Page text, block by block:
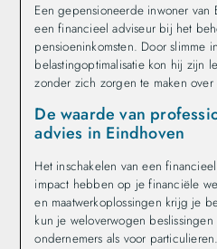
Een gepensioneerde inwoner van
een financieel adviseur bij het
pensioeninkomsten. Door slimme
belastingoptimalisatie kon hij zijn
zonder zich zorgen te maken
De waarde van
advies in Eindhoven
Het inschakelen van een
impact hebben op je financiële
en maatwerkoplossingen krijg je
kun je weloverwogen
ondernemers als voor particulieren.